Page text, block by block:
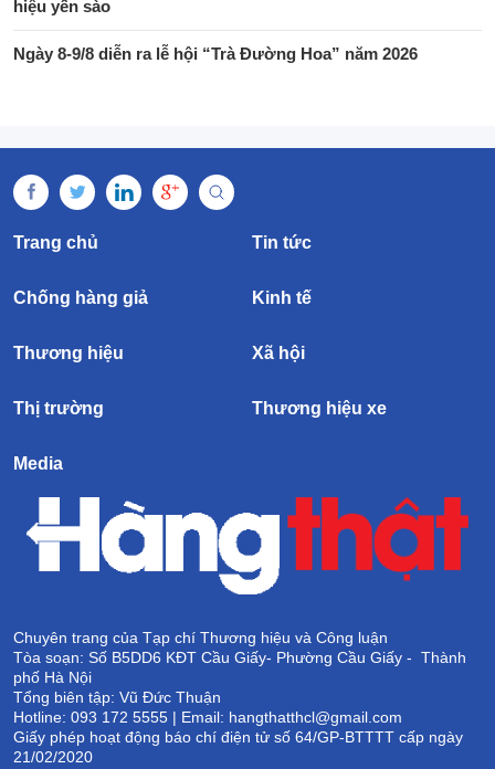
hiệu yến sào
Ngày 8-9/8 diễn ra lễ hội “Trà Đường Hoa” năm 2026
Trang chủ Tin tức
Chống hàng giả Kinh tế
Thương hiệu Xã hội
Thị trường Thương hiệu xe
Media
Chuyên trang của Tạp chí Thương hiệu và Công luận
Tòa soạn: Số B5DD6 KĐT Cầu Giấy- Phường Cầu Giấy - Thành
phố Hà Nội
Tổng biên tập: Vũ Đức Thuận
Hotline: 093 172 5555 | Email: hangthatthcl@gmail.com
Giấy phép hoạt động báo chí điện tử số 64/GP-BTTTT cấp ngày
21/02/2020